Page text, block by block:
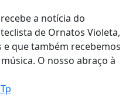
a notícia do
de Ornatos Violeta,
que também recebemos
O nosso abraço à